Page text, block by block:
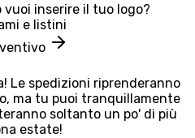
inserire il tuo logo?
e listini
Le spedizioni riprenderanno
ma tu puoi tranquillamente
soltanto un po' di più
estate!